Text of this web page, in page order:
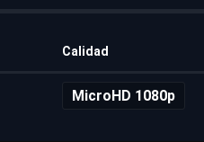
Calidad
MicroHD 1080p